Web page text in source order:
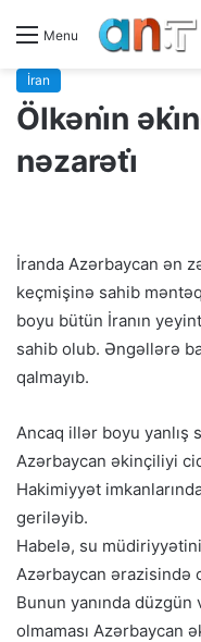
Menu
İran
Ölkəni̇n
nəzarəti̇
İranda Azərbaycan ən
keçmişinə sahib
boyu bütün İranın
sahib olub. Əngəllərə
qalmayıb.
Ancaq illər boyu yanlış
Azərbaycan əkinçiliyi
Hakimiyyət
geriləyib.
Habelə, su
Azərbaycan ərazisində
Bunun yanında
olmaması Azərbaycan